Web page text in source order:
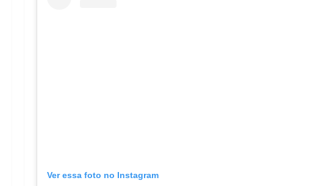
Ver essa foto no Instagram